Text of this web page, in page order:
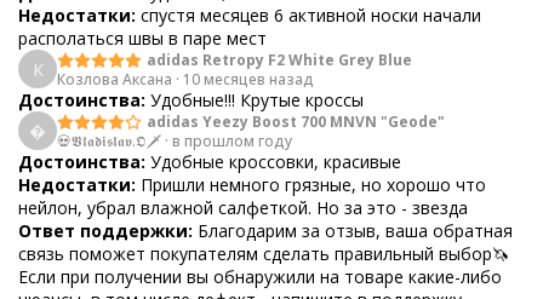
Недостатки: спустя месяцев 6 активной носки начали
располаться швы в паре мест
К
adidas Retropy F2 White Grey Blue
Козлова Аксана · 10 месяцев назад
Достоинства: Удобные!!! Крутые кроссы

adidas Yeezy Boost 700 MNVN "Geode"
💀𝖁𝖑𝖆𝖉𝖎𝖘𝖑𝖆𝖛.𝕺🗡 · в прошлом году
Достоинства: Удобные кроссовки, красивые
Недостатки: Пришли немного грязные, но хорошо что
нейлон, убрал влажной салфеткой. Но за это - звезда
Ответ поддержки: Благодарим за отзыв, ваша обратная
связь поможет покупателям сделать правильный выбор🦄
Если при получении вы обнаружили на товаре какие-либо